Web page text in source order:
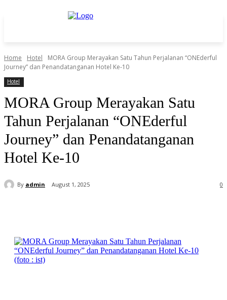
Home Hotel
MORA Group Merayakan Satu Tahun Perjalanan “ONEderful
Journey” dan Penandatanganan Hotel Ke-10
Hotel
MORA Group Merayakan Satu
Tahun Perjalanan “ONEderful
Journey” dan Penandatanganan
Hotel Ke-10
By admin August 1, 2025 0